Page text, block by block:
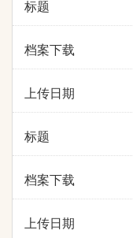
标题
档案下载
上传日期
标题
档案下载
上传日期